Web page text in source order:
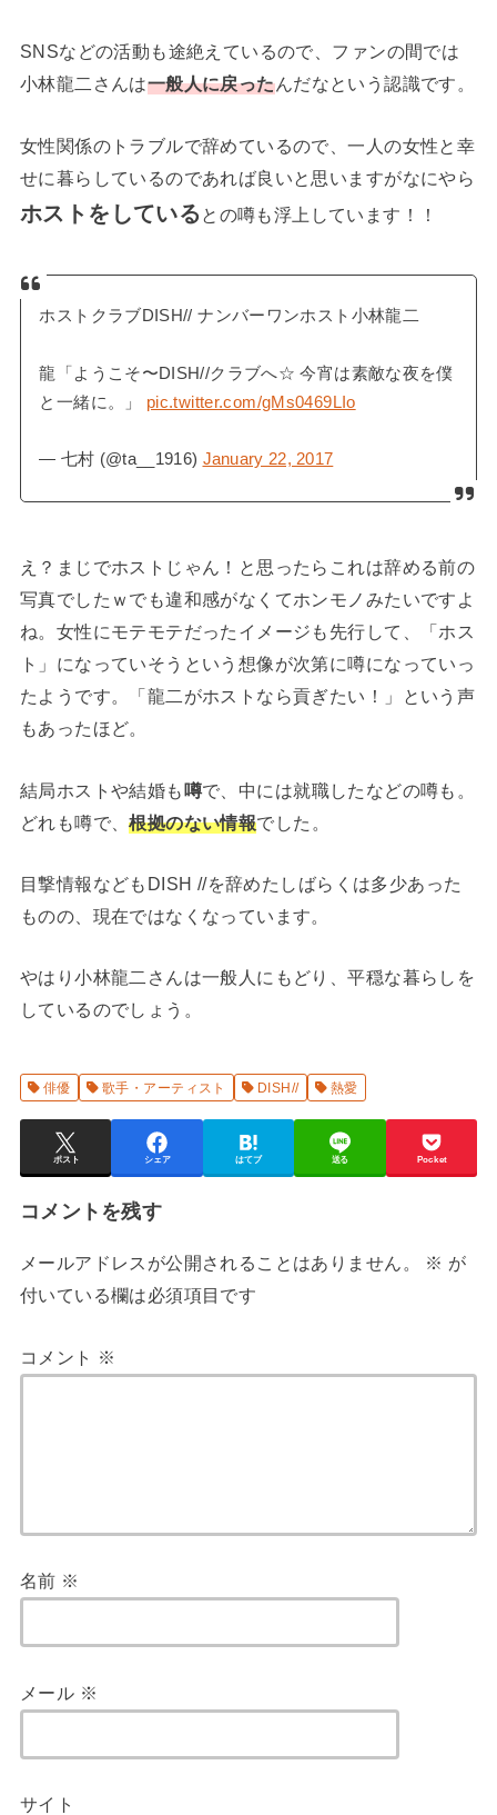
SNSなどの活動も途絶えているので、ファンの間では
小林龍二さんは一般人に戻ったんだなという認識です。
女性関係のトラブルで辞めているので、一人の女性と幸
せに暮らしているのであれば良いと思いますがなにやら
ホストをしている との噂も浮上しています！！
ホストクラブDISH// ナンバーワンホスト小林龍二
龍「ようこそ〜DISH//クラブへ☆ 今宵は素敵な夜を僕
と一緒に。」 pic.twitter.com/gMs0469LIo
— 七村 (@ta__1916) January 22, 2017
え？まじでホストじゃん！と思ったらこれは辞める前の
写真でしたｗでも違和感がなくてホンモノみたいですよ
ね。女性にモテモテだったイメージも先行して、「ホス
ト」になっていそうという想像が次第に噂になっていっ
たようです。「龍二がホストなら貢ぎたい！」という声
もあったほど。
結局ホストや結婚も噂で、中には就職したなどの噂も。
どれも噂で、根拠のない情報でした。
目撃情報などもDISH //を辞めたしばらくは多少あった
ものの、現在ではなくなっています。
やはり小林龍二さんは一般人にもどり、平穏な暮らしを
しているのでしょう。
俳優 歌手・アーティスト DISH// 熱愛
ポスト シェア はてブ 送る Pocket
コメントを残す
メールアドレスが公開されることはありません。 ※ が
付いている欄は必須項目です
コメント ※
名前 ※
メール ※
サイト